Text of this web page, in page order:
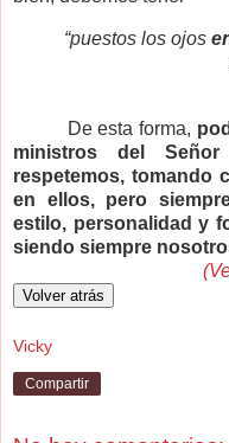
“puestos los ojos
De esta forma,
ministros del
respetemos, tomando
en ellos, pero
estilo, personalidad y
siendo siempre
Vicky
Compartir